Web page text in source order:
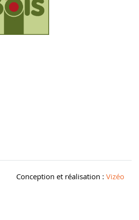
Conception et réalisation : Vizéo